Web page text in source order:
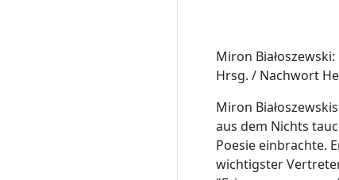
Miron
Hrsg. / Nachwort
Miron
aus dem Nichts
Poesie einbrachte.
wichtigster